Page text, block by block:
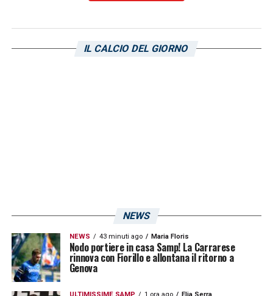
IL CALCIO DEL GIORNO
NEWS
NEWS 43 minuti ago Maria Floris
Nodo portiere in casa Samp! La Carrarese
rinnova con Fiorillo e allontana il ritorno a
Genova
ULTIMISSIME SAMP 1 ora ago Elia Serra